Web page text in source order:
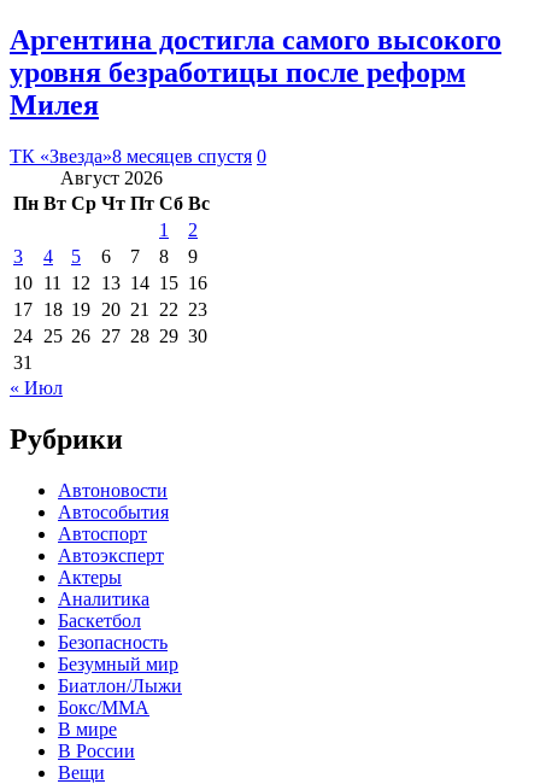
Аргентина достигла самого высокого
уровня безработицы после реформ
Милея
ТК «Звезда»8 месяцев спустя 0
Август 2026
Пн Вт Ср Чт Пт Сб Вс
1
2
3
4 5 6 7 8
9
10 11 12 13 14 15 16
17 18 19 20 21 22 23
24 25 26 27 28 29 30
31
« Июл
Рубрики
Автоновости
Автособытия
Автоспорт
Автоэксперт
Актеры
Аналитика
Баскетбол
Безопасность
Безумный мир
Биатлон/Лыжи
Бокс/MMA
В мире
В России
Вещи